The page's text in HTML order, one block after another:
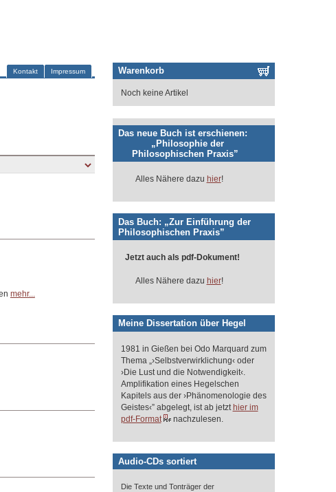
Impressum
Kontakt
mehr...
Warenkorb
Noch keine Artikel
Das neue Buch ist erschienen:
„Philosophie der
Philosophischen Praxis”
Alles Nähere dazu hier!
Das Buch: „Zur Einführung der
Philosophischen Praxis”
Jetzt auch als pdf-Dokument!
Alles Nähere dazu hier!
Meine Dissertation über Hegel
1981 in Gießen bei Odo Marquard zum
Thema „›Selbstverwirklichung‹ oder
›Die Lust und die Notwendigkeit‹.
Amplifikation eines Hegelschen
Kapitels aus der ›Phänomenologie des
Geistes‹” abgelegt, ist ab jetzt hier im
pdf-Format
nachzulesen.
Audio-CDs sortiert
Die Texte und Tonträger der